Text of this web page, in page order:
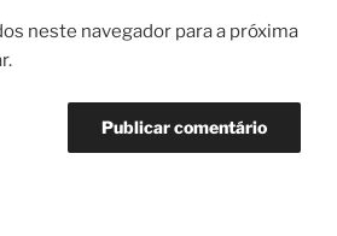
neste navegador para a próxima